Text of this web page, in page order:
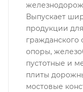
Выпускает
продукции
гражданского
опоры,
пустотные и
плиты
мостовые